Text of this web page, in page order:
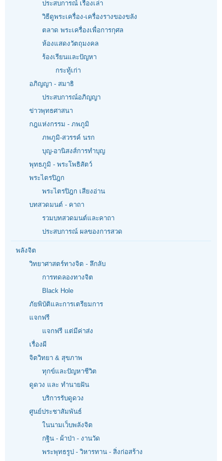
ประสบการณ์ เรื่องเล่า
วิธีดูพระเครื่อง-เครื่องรางของขลัง
ตลาด พระเครื่องเพื่อการกุศล
ห้องแสดงวัตถุมงคล
ร้องเรียนและปัญหา
กระทู้เก่า
อภิญญา - สมาธิ
ประสบการณ์อภิญญา
ข่าวพุทธศาสนา
กฎแห่งกรรม - ภพภูมิ
ภพภูมิ-สวรรค์ นรก
บุญ-อานิสงส์การทำบุญ
พุทธภูมิ - พระโพธิสัตว์
พระไตรปิฎก
พระไตรปิฎก เสียงอ่าน
บทสวดมนต์ - คาถา
รวมบทสวดมนต์และคาถา
ประสบการณ์ ผลของการสวด
พลังจิต
วิทยาศาสตร์ทางจิต - ลึกลับ
การทดลองทางจิต
Black Hole
ภัยพิบัติและการเตรียมการ
แจกฟรี
แจกฟรี แต่มีค่าส่ง
เรื่องผี
จิตวิทยา & สุขภาพ
ทุกข์และปัญหาชีวิต
ดูดวง และ ทำนายฝัน
บริการรับดูดวง
ศูนย์ประชาสัมพันธ์
ในนามเว็บพลังจิต
กฐิน - ผ้าป่า - งานวัด
พระพุทธรูป - วิหารทาน - สิ่งก่อสร้าง